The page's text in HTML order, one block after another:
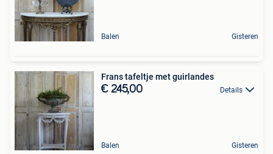
Balen Gisteren
Frans tafeltje met guirlandes
€ 245,00 Details
Balen Gisteren